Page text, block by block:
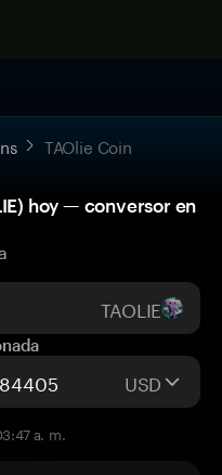
TAOlie Coin
hoy — conversor en
TAOLIE
USD
a. m.